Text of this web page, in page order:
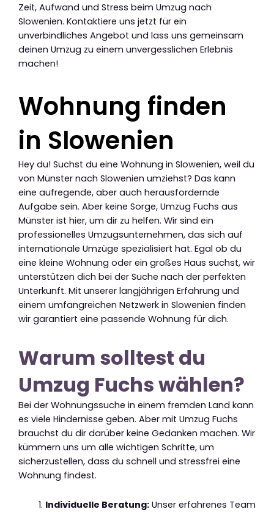
Zeit, Aufwand und Stress beim Umzug nach
Slowenien. Kontaktiere uns jetzt für ein
unverbindliches Angebot und lass uns gemeinsam
deinen Umzug zu einem unvergesslichen Erlebnis
machen!
Wohnung finden
in Slowenien
Hey du! Suchst du eine Wohnung in Slowenien, weil du
von Münster nach Slowenien umziehst? Das kann
eine aufregende, aber auch herausfordernde
Aufgabe sein. Aber keine Sorge, Umzug Fuchs aus
Münster ist hier, um dir zu helfen. Wir sind ein
professionelles Umzugsunternehmen, das sich auf
internationale Umzüge spezialisiert hat. Egal ob du
eine kleine Wohnung oder ein großes Haus suchst, wir
unterstützen dich bei der Suche nach der perfekten
Unterkunft. Mit unserer langjährigen Erfahrung und
einem umfangreichen Netzwerk in Slowenien finden
wir garantiert eine passende Wohnung für dich.
Warum solltest du
Umzug Fuchs wählen?
Bei der Wohnungssuche in einem fremden Land kann
es viele Hindernisse geben. Aber mit Umzug Fuchs
brauchst du dir darüber keine Gedanken machen. Wir
kümmern uns um alle wichtigen Schritte, um
sicherzustellen, dass du schnell und stressfrei eine
Wohnung findest.
Individuelle Beratung:Unser erfahrenes Team